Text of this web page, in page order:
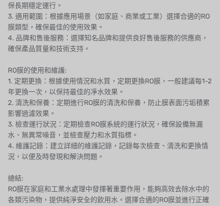
保長期穩定運行。
3. 適用範圍：根據應用場景（如家庭、商業或工業）選擇合適的RO
膜類型，確保最佳的使用效果。
4. 品牌和售後服務：選擇知名品牌和提供良好售後服務的供應商，
確保產品質量和技術支持。
RO膜的使用和維護:
1. 定期更換：根據使用情況和水質，定期更換RO膜，一般建議每1-2
年更換一次，以保持最佳的凈水效果。
2. 清洗和保養：定期進行RO膜的清洗和保養，防止膜表面污垢積累
影響過濾效果。
3. 檢查運行狀況：定期檢查RO膜系統的運行狀況，確保設備無漏
水、無異常噪音，並檢查壓力和水質指標。
4. 維護記錄：建立詳細的維護記錄，記錄每次檢查、清洗和更換情
況，以便及時發現和解決問題。
總結:
RO膜在家庭和工業水處理中發揮著重要作用，能夠高效去除水中的
各類污染物，提供純淨安全的飲用水。選擇合適的RO膜並進行正確